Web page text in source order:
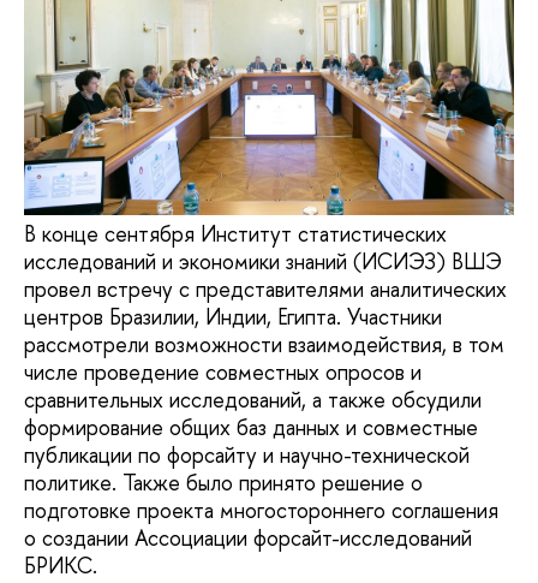
В конце сентября Институт статистических
исследований и экономики знаний (ИСИЭЗ) ВШЭ
провел встречу с представителями аналитических
центров Бразилии, Индии, Египта. Участники
рассмотрели возможности взаимодействия, в том
числе проведение совместных опросов и
сравнительных исследований, а также обсудили
формирование общих баз данных и совместные
публикации по форсайту и научно-технической
политике. Также было принято решение о
подготовке проекта многостороннего соглашения
о создании Ассоциации форсайт-исследований
БРИКС.